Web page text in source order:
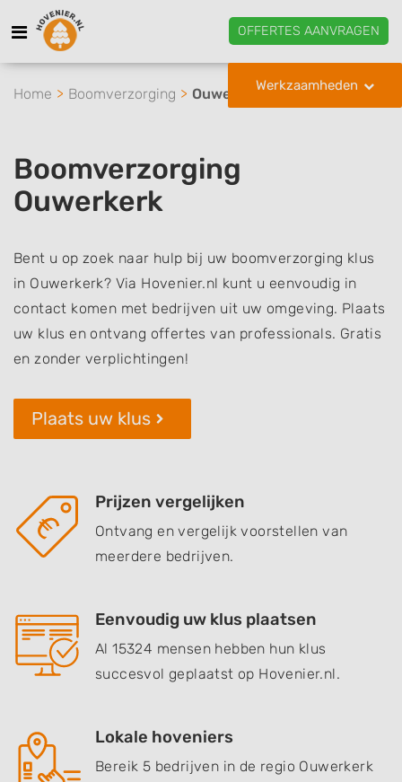
OFFERTES AANVRAGEN
Werkzaamheden
Home Boomverzorging Ouwerkerk
Boomverzorging
Ouwerkerk
Bent u op zoek naar hulp bij uw boomverzorging klus
in Ouwerkerk? Via Hovenier.nl kunt u eenvoudig in
contact komen met bedrijven uit uw omgeving. Plaats
uw klus en ontvang offertes van professionals. Gratis
en zonder verplichtingen!
Plaats uw klus
Prijzen vergelijken
Ontvang en vergelijk voorstellen van
meerdere bedrijven.
Eenvoudig uw klus plaatsen
Al 15324 mensen hebben hun klus
succesvol geplaatst op Hovenier.nl.
Lokale hoveniers
Bereik 5 bedrijven in de regio Ouwerkerk